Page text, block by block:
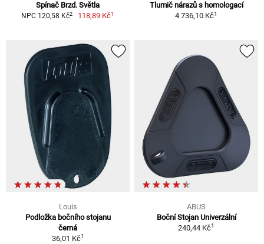
Spínač Brzd. Světla
NPC 120,58 Kč2 118,89 Kč1
Tlumič nárazů s homologací
4 736,10 Kč1
Louis
Podložka bočního stojanu
černá
36,01 Kč1
ABUS
Boční Stojan Univerzální
240,44 Kč1